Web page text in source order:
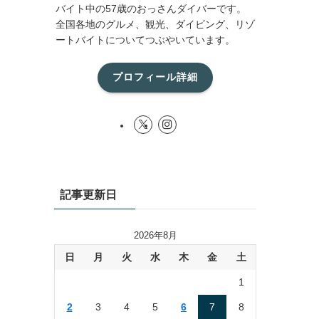
バイト中の57歳のおっさんダイバーです。
全国各地のグルメ、観光、ダイビング、リゾ
ートバイトについてつぶやいています。
プロフィール詳細
記事更新日
2026年8月
日 月 火 水 木 金 土
1
2 3 4 5 6 7 8